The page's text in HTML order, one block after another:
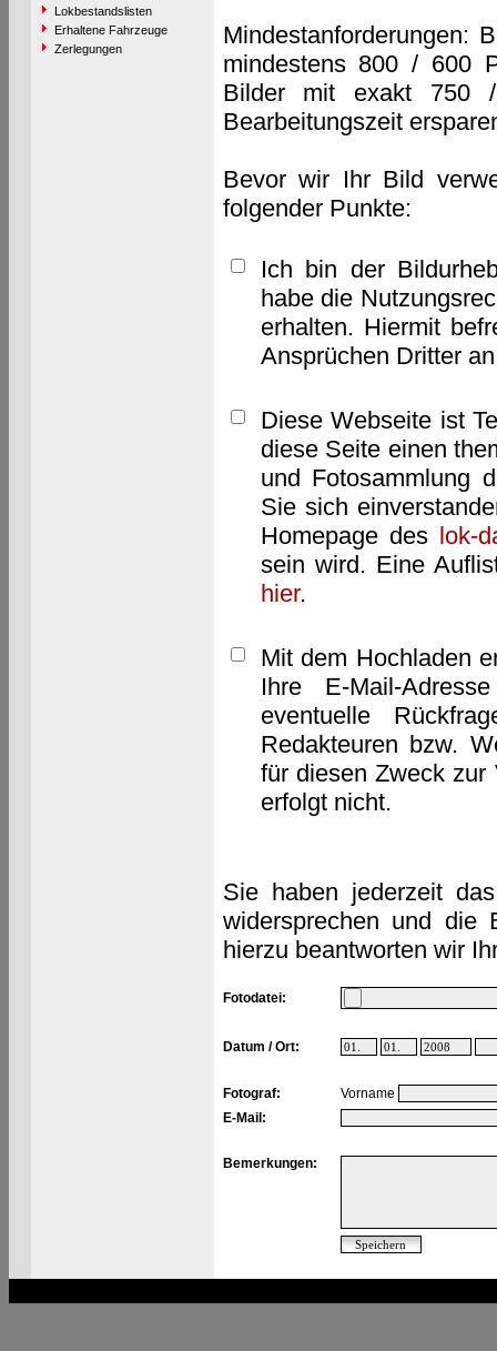
Lokbestandslisten
Erhaltene Fahrzeuge
Zerlegungen
Mindestanforderungen:
mindestens 800 / 600
Bilder mit exakt 750
Bearbeitungszeit
Bevor wir Ihr Bild
folgender Punkte:
Ich bin der
habe die
erhalten. Hiermit
Ansprüchen Dritter
Diese Webseite ist
diese Seite einen
und Fotosammlung
Sie sich
Homepage des lok-
sein wird. Eine
hier.
Mit dem Hochladen
Ihre E-Mail-
eventuelle
Redakteuren bzw.
für diesen Zweck zur
erfolgt nicht.
Sie haben jederzeit
widersprechen und die
hierzu beantworten wir
Fotodatei:
Datum / Ort:
Fotograf:
Vorname
E-Mail:
Bemerkungen: